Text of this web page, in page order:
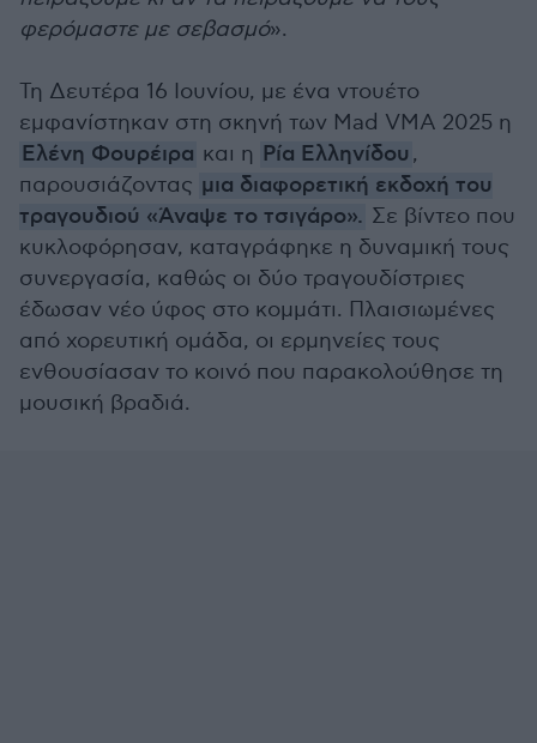
φερόμαστε με σεβασμό».
Τη Δευτέρα 16 Ιουνίου, με ένα ντουέτο
εμφανίστηκαν στη σκηνή των Mad VMA 2025 η
Ελένη Φουρέιρα και η Ρία Ελληνίδου ,
παρουσιάζοντας μια διαφορετική εκδοχή του
τραγουδιού «Άναψε το τσιγάρο». Σε βίντεο που
κυκλοφόρησαν, καταγράφηκε η δυναμική τους
συνεργασία, καθώς οι δύο τραγουδίστριες
έδωσαν νέο ύφος στο κομμάτι. Πλαισιωμένες
από χορευτική ομάδα, οι ερμηνείες τους
ενθουσίασαν το κοινό που παρακολούθησε τη
μουσική βραδιά.